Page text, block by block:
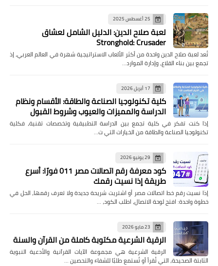
25 أغسطس 2025
لعبة صلاح الدين: الدليل الشامل لعشاق
Stronghold: Crusader
تُعد لعبة صلاح الدين واحدة من أكثر الألعاب الاستراتيجية شهرة في العالم العربي، إذ
تجمع بين بناء القلاع، وإدارة الموارد…
17 أبريل 2026
كلية تكنولوجيا الصناعة والطاقة: الأقسام ونظام
الدراسة والمميزات والعيوب وشروط القبول
إذا كنت تفكر في كلية تجمع بين الدراسة التطبيقية وتخصصات تقنية، فكلية
تكنولوجيا الصناعة والطاقة من الخيارات التي ت…
29 يونيو 2026
كود معرفة رقم اتصالات مصر 011 فورًا: أسرع
طريقة إذا نسيت رقمك
إذا نسيت رقم خط اتصالات مصر أو اشتريت شريحة جديدة ولا تعرف رقمها، الحل في
خطوة واحدة: افتح لوحة الاتصال، اطلب الكود، …
23 مايو 2026
الرقية الشرعية مكتوبة كاملة من القرآن والسنة
الرقية الشرعية هي مجموعة الآيات القرآنية والأدعية النبوية
الثابتة الصحيحة، التي تُقرأ أو تُستمع طلبًا للشفاء والتحصين …